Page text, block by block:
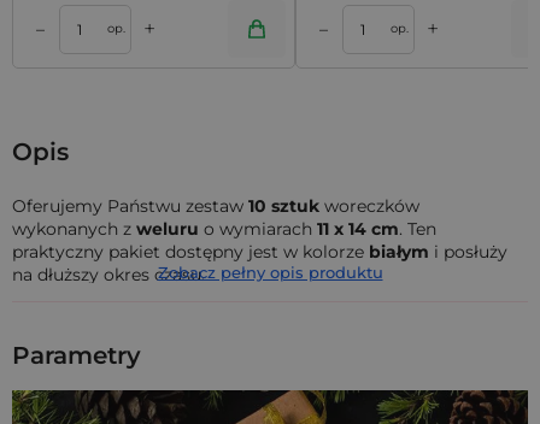
– op. + – op. +
Dodaj do koszyka
Opis
Oferujemy Państwu zestaw 10 sztuk woreczków
wykonanych z weluru o wymiarach 11 x 14 cm. Ten
praktyczny pakiet dostępny jest w kolorze białym i posłuży
na dłuższy okres czasu.
w dotyku materiał, który przez wiele lat był uznawany, jako
element tapicerski do mebli.
Zobacz pełny opis produktu
Parametry